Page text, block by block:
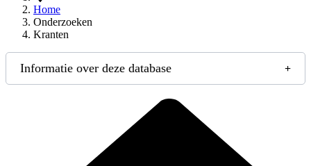
Home
Onderzoeken
Kranten
Informatie over deze database